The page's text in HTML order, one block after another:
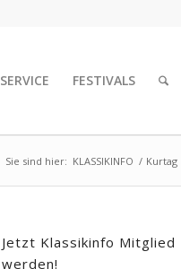
SERVICE FESTIVALS
Sie sind hier: KLASSIKINFO / Kurtag
Jetzt Klassikinfo Mitglied
werden!